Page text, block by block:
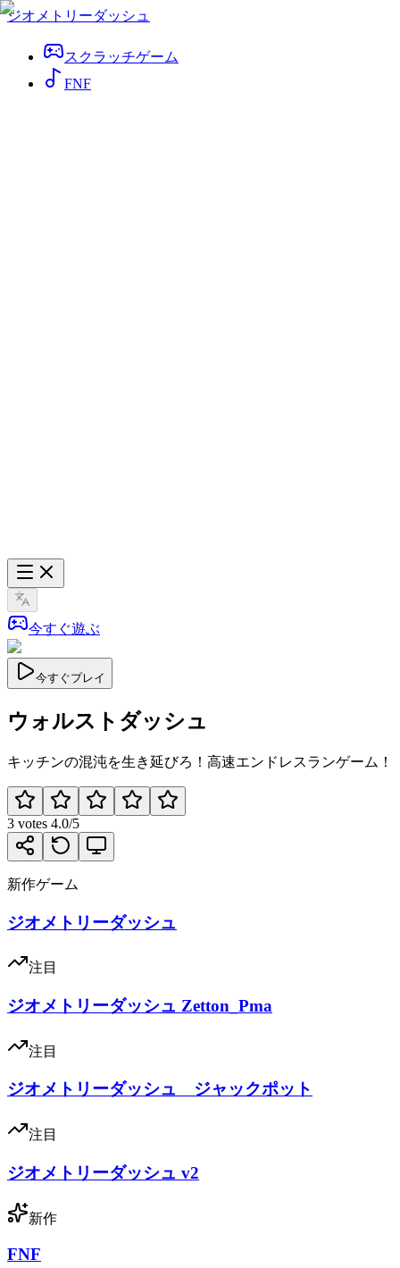
ジオメトリーダッシュ
スクラッチゲーム
FNF
今すぐ遊ぶ
今すぐプレイ
ウォルストダッシュ
キッチンの混沌を生き延びろ！高速エンドレスランゲーム！
3 votes 4.0/5
新作ゲーム
ジオメトリーダッシュ
注目
ジオメトリーダッシュ Zetton_Pma
注目
ジオメトリーダッシュ ジャックポット
注目
ジオメトリーダッシュ v2
新作
FNF